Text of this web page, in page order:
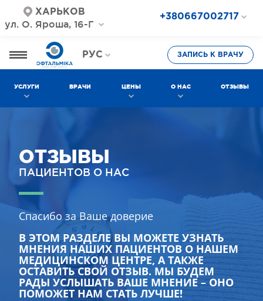
ХАРЬКОВ
ул. О. Яроша, 16-Г
+380667002717
+380577002717
РУС
УКР
ЗАПИСЬ К ВРАЧУ
УСЛУГИ ВРАЧИ ЦЕНЫ О НАС ОТЗЫВЫ
ОТЗЫВЫ
ПАЦИЕНТОВ О НАС
Спасибо за Ваше доверие
В ЭТОМ РАЗДЕЛЕ ВЫ МОЖЕТЕ УЗНАТЬ
МНЕНИЯ НАШИХ ПАЦИЕНТОВ О НАШЕМ
МЕДИЦИНСКОМ ЦЕНТРЕ, А ТАКЖЕ
ОСТАВИТЬ СВОЙ ОТЗЫВ. МЫ БУДЕМ
РАДЫ УСЛЫШАТЬ ВАШЕ МНЕНИЕ – ОНО
ПОМОЖЕТ НАМ СТАТЬ ЛУЧШЕ!